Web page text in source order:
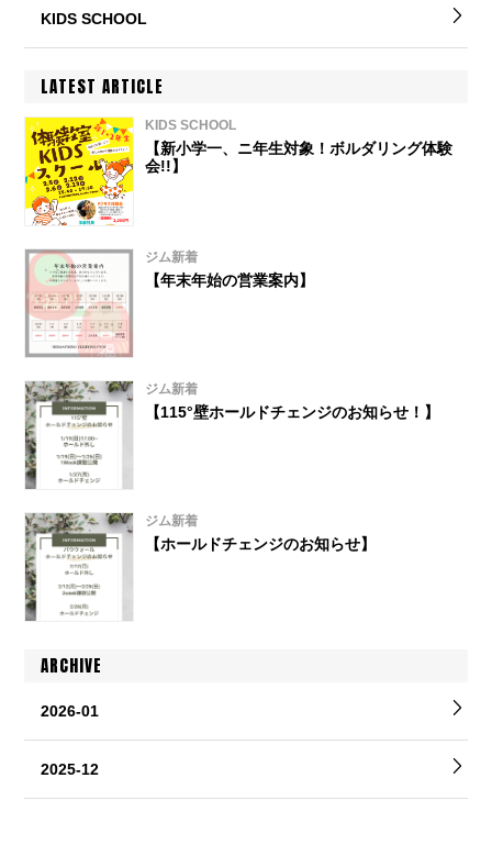
KIDS SCHOOL
LATEST ARTICLE
KIDS SCHOOL
【新小学一、ニ年生対象！ボルダリング体験
会!!】
ジム新着
【年末年始の営業案内】
ジム新着
【115°壁ホールドチェンジのお知らせ！】
ジム新着
【ホールドチェンジのお知らせ】
ARCHIVE
2026-01
2025-12